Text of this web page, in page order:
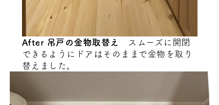
After 吊戸の金物取替え
スムーズに開閉
できるようにドアはそのままで金物を取り
替えました。